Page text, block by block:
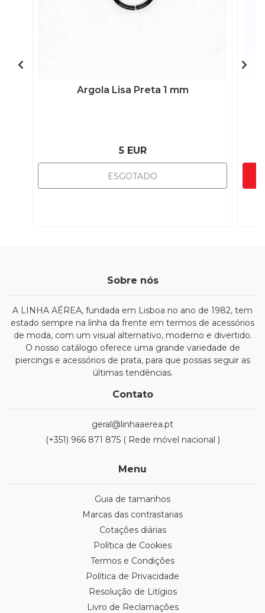
Argola Lisa Preta 1 mm
5 EUR
ESGOTADO
Sobre nós
A LINHA AÉREA, fundada em Lisboa no ano de 1982, tem
estado sempre na linha da frente em termos de acessórios
de moda, com um visual alternativo, moderno e divertido.
O nosso catálogo oferece uma grande variedade de
piercings e acessórios de prata, para que possas seguir as
últimas tendências.
Contato
geral@linhaaerea.pt
(+351) 966 871 875 ( Rede móvel nacional )
Menu
Guia de tamanhos
Marcas das contrastarias
Cotações diárias
Política de Cookies
Termos e Condições
Política de Privacidade
Resolução de Litígios
Livro de Reclamações